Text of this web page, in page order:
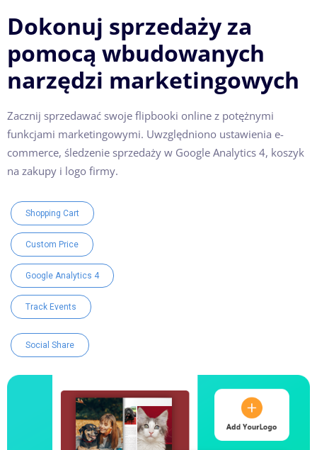
Dokonuj sprzedaży za
pomocą wbudowanych
narzędzi marketingowych
Zacznij sprzedawać swoje flipbooki online z potężnymi
funkcjami marketingowymi. Uwzględniono ustawienia e-
commerce, śledzenie sprzedaży w Google Analytics 4, koszyk
na zakupy i logo firmy.
Shopping Cart
Custom Price
Google Analytics 4
Track Events
Social Share